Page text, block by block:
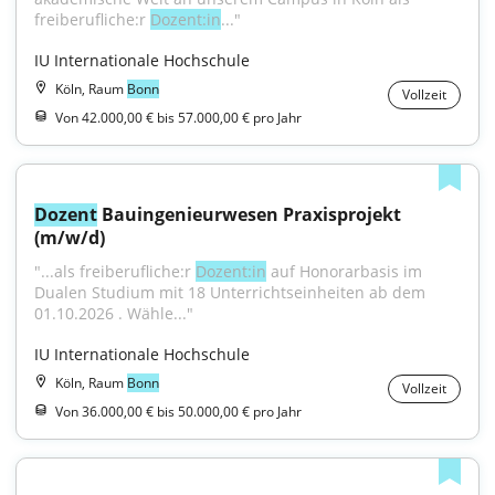
freiberufliche:r Dozent:in..."
IU Internationale Hochschule
Köln, Raum Bonn
Vollzeit
Von 42.000,00 € bis 57.000,00 € pro Jahr
Dozent Bauingenieurwesen Praxisprojekt
(m/w/d)
"...als freiberufliche:r Dozent:in auf Honorarbasis im
Dualen Studium mit 18 Unterrichtseinheiten ab dem
01.10.2026 . Wähle..."
IU Internationale Hochschule
Köln, Raum Bonn
Vollzeit
Von 36.000,00 € bis 50.000,00 € pro Jahr